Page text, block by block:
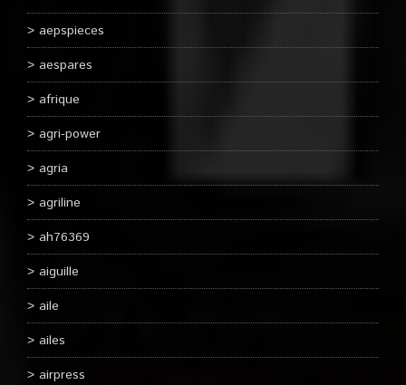
aepspieces
aespares
afrique
agri-power
agria
agriline
ah76369
aiguille
aile
ailes
airpress